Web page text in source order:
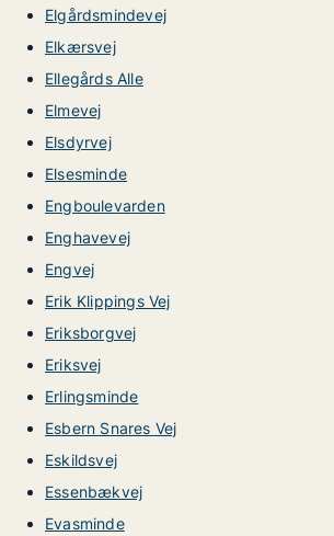
Elgårdsmindevej
Elkærsvej
Ellegårds Alle
Elmevej
Elsdyrvej
Elsesminde
Engboulevarden
Enghavevej
Engvej
Erik Klippings Vej
Eriksborgvej
Eriksvej
Erlingsminde
Esbern Snares Vej
Eskildsvej
Essenbækvej
Evasminde